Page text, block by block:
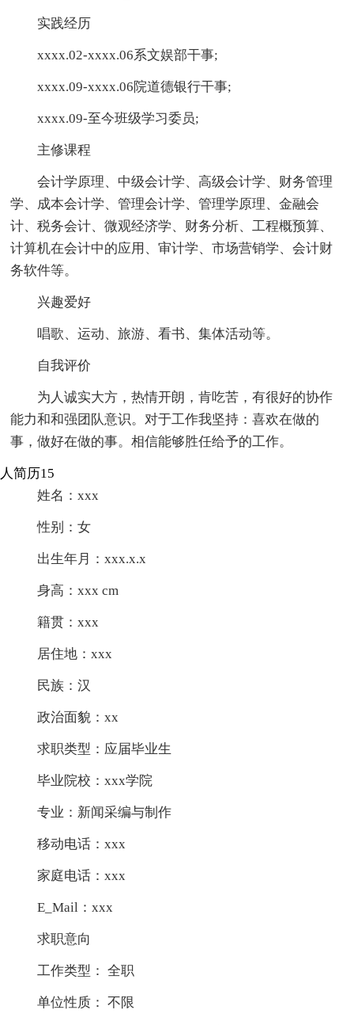
实践经历
xxxx.02-xxxx.06系文娱部干事;
xxxx.09-xxxx.06院道德银行干事;
xxxx.09-至今班级学习委员;
主修课程
会计学原理、中级会计学、高级会计学、财务管理
学、成本会计学、管理会计学、管理学原理、金融会
计、税务会计、微观经济学、财务分析、工程概预算、
计算机在会计中的应用、审计学、市场营销学、会计财
务软件等。
兴趣爱好
唱歌、运动、旅游、看书、集体活动等。
自我评价
为人诚实大方，热情开朗，肯吃苦，有很好的协作
能力和和强团队意识。对于工作我坚持：喜欢在做的
事，做好在做的事。相信能够胜任给予的工作。
人简历15
姓名：xxx
性别：女
出生年月：xxx.x.x
身高：xxx cm
籍贯：xxx
居住地：xxx
民族：汉
政治面貌：xx
求职类型：应届毕业生
毕业院校：xxx学院
专业：新闻采编与制作
移动电话：xxx
家庭电话：xxx
E_Mail：xxx
求职意向
工作类型： 全职
单位性质： 不限